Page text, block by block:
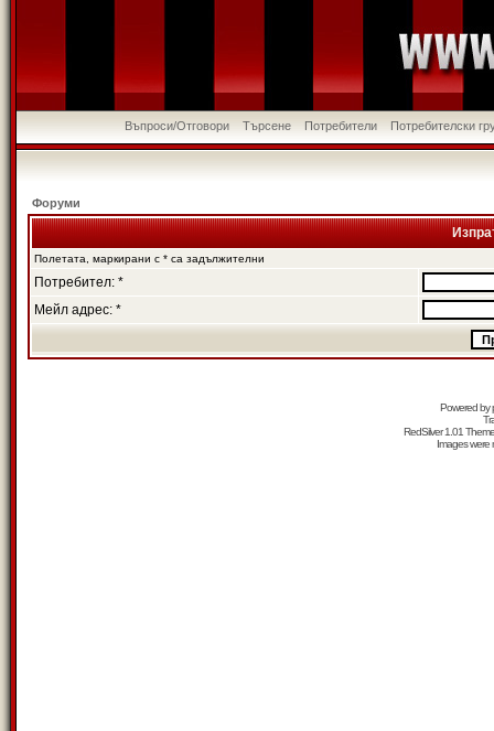
Въпроси/Отговори Търсене Потребители Потребителски
Форуми
Полетата, маркирани с * са задължителни
Потребител: *
Мейл адрес: *
Powered by
RedSilver 1.01
Images were